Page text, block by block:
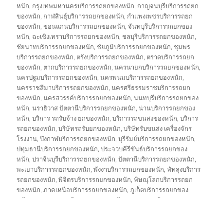
on
หนัก, กรุงเทพมหานครบริการรถยกของหนัก, กาญจนบุรีบริการรถยก
ของหนัก, กาฬสินธุ์บริการรถยกของหนัก, กำแพงเพชรบริการรถยก
ของหนัก,ขอนแก่นบริการรถยกของหนัก, จันทบุรีบริการรถยกของ
หนัก, ฉะเชิงเทราบริการรถยกของหนัก, ชลบุรีบริการรถยกของหนัก,
ชัยนาทบริการรถยกของหนัก, ชัยภูมิบริการรถยกของหนัก, ชุมพร
บริการรถยกของหนัก, ตรังบริการรถยกของหนัก, ตราดบริการรถยก
ของหนัก, ตากบริการรถยกของหนัก,นครนายกบริการรถยกของหนัก,
นครปฐมบริการรถยกของหนัก,นครพนมบริการรถยกของหนัก,
นครราชสีมาบริการรถยกของหนัก,นครศรีธรรมราชบริการรถยก
ของหนัก,นครสวรรค์บริการรถยกของหนัก,นนทบุรีบริการรถยกของ
หนัก,นราธิวาส ปัตตานีบริการรถยกของหนัก,น่านบริการรถยกของ
หนัก,บริการ รถรับจ้าง ยกของหนัก,บริการรถขนสงของหนัก,บริการ
รถยกของหนัก,บริษัทรถรับยกของหนัก,บริษัทรับขนส่ง เครื่องจักร
โรงงาน,บึงกาฬบริการรถยกของหนัก,บุรีรัมย์บริการรถยกของหนัก,
ปทุมธานีบริการรถยกของหนัก,ประจวบคีรีขันธ์บริการรถยกของ
หนัก,ปราจีนบุรีบริการรถยกของหนัก,ปัตตานีบริการรถยกของหนัก,
พะเยาบริการรถยกของหนัก,พังงาบริการรถยกของหนัก,พัทลุงบริการ
รถยกของหนัก,พิจิตรบริการรถยกของหนัก,พิษณุโลกบริการรถยก
ของหนัก,ภาคเหนือบริการรถยกของหนัก,ภูเก็ตบริการรถยกของ